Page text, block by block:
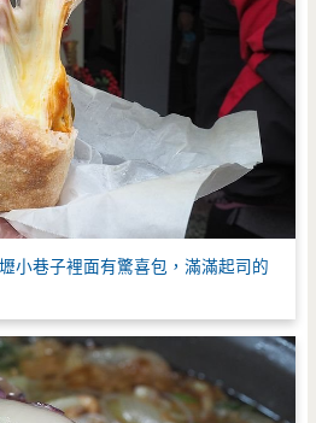
小巷子裡面有驚喜包，滿滿起司的